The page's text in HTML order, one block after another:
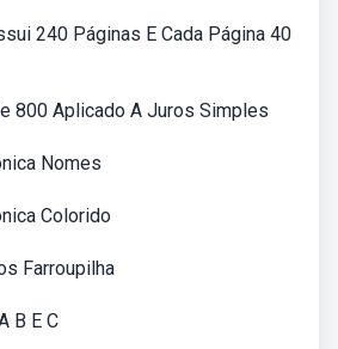
240 Páginas E Cada Página 40
800 Aplicado A Juros Simples
Nomes
Colorido
Farroupilha
B E C